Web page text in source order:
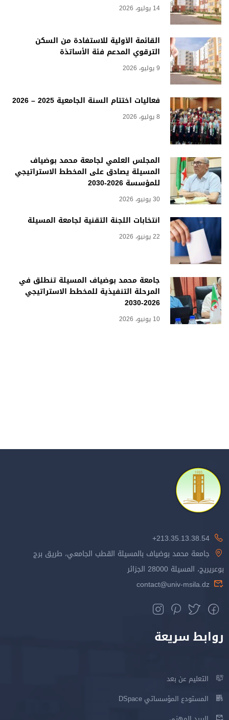
14 يوليو، 2026
القائمة الأولية للاستفادة من السكن
الترقوي المدعم فئة الأساتذة
9 يوليو، 2026
فعاليات اختتام السنة الجامعية 2025 – 2026
8 يوليو، 2026
المجلس العلمي لجامعة محمد بوضياف
المسيلة يصادق على المخطط الاستراتيجي
للمؤسسة 2026-2030
30 يونيو، 2026
انتخابات اللجنة التقنية لجامعة المسيلة
22 يونيو، 2026
جامعة محمد بوضياف المسيلة تنطلق في
المرحلة التنفيذية للمخطط الاستراتيجي
2026-2030
10 يونيو، 2026
213.35.13.38.54+
جامعة محمد بوضياف بالمسيلة القطب الجامعي، طريق برج
بوعريريج، المسيلة 28000 الجزائر
contact@univ-msila.dz
روابط سريعة
التعليم عن بعد
المستودع المؤسساتي DSpace